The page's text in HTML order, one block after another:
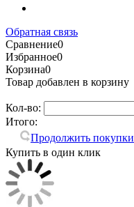
Обратная связь
Сравнение0
Избранное0
Корзина0
Товар добавлен в корзину
Кол-во:
Итого:
Продолжить покупки
Купить в один клик